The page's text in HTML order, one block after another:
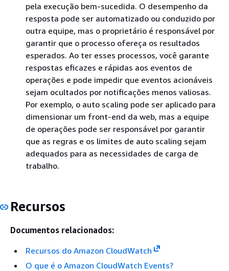
pela execução bem-sucedida. O desempenho da
resposta pode ser automatizado ou conduzido por
outra equipe, mas o proprietário é responsável por
garantir que o processo ofereça os resultados
esperados. Ao ter esses processos, você garante
respostas eficazes e rápidas aos eventos de
operações e pode impedir que eventos acionáveis
sejam ocultados por notificações menos valiosas.
Por exemplo, o auto scaling pode ser aplicado para
dimensionar um front-end da web, mas a equipe
de operações pode ser responsável por garantir
que as regras e os limites de auto scaling sejam
adequados para as necessidades de carga de
trabalho.
Recursos
Documentos relacionados:
Recursos do Amazon CloudWatch
O que é o Amazon CloudWatch Events?